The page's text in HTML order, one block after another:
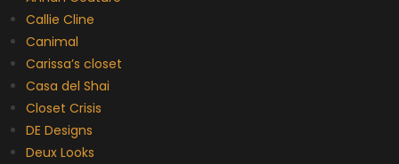
Callie Cline
Canimal
Carissa’s closet
Casa del Shai
Closet Crisis
DE Designs
Deux Looks